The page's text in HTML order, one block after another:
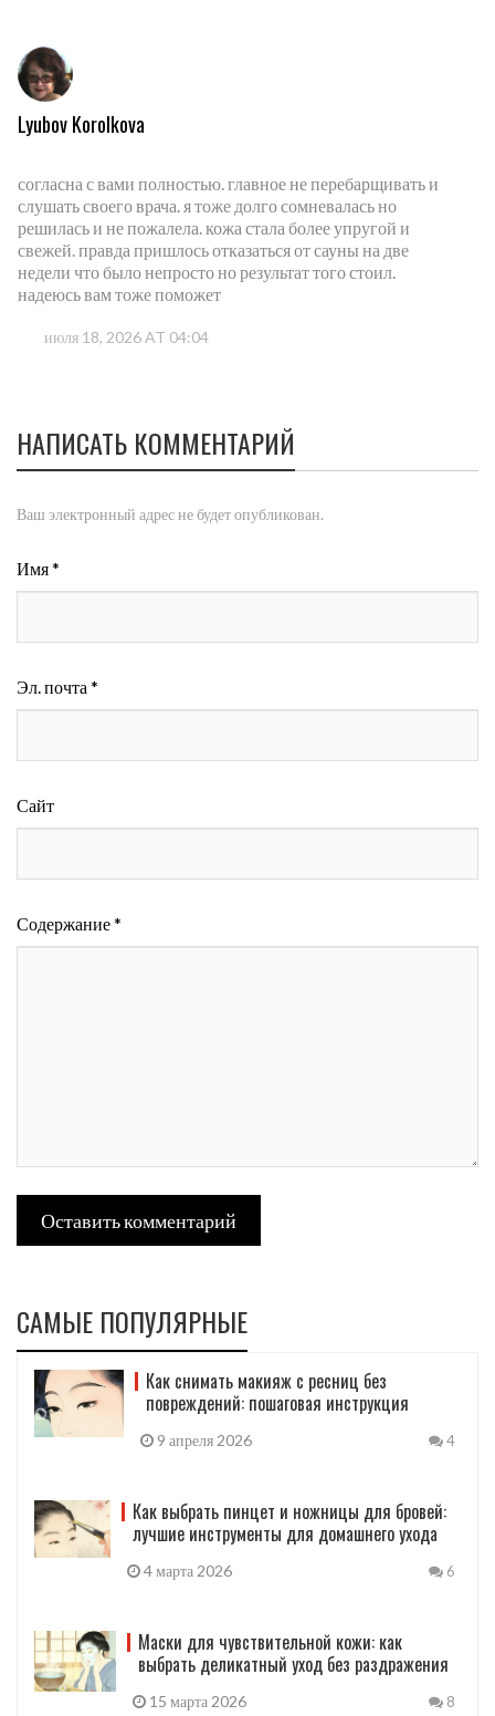
Lyubov Korolkova
согласна с вами полностью. главное не перебарщивать и
слушать своего врача. я тоже долго сомневалась но
решилась и не пожалела. кожа стала более упругой и
свежей. правда пришлось отказаться от сауны на две
недели что было непросто но результат того стоил.
надеюсь вам тоже поможет
июля 18, 2026 AT 04:04
НАПИСАТЬ КОММЕНТАРИЙ
Ваш электронный адрес не будет опубликован.
Имя *
Эл. почта *
Сайт
Содержание *
Оставить комментарий
САМЫЕ ПОПУЛЯРНЫЕ
Как снимать макияж с ресниц без
повреждений: пошаговая инструкция
9 апреля 2026 4
Как выбрать пинцет и ножницы для бровей:
лучшие инструменты для домашнего ухода
4 марта 2026 6
Маски для чувствительной кожи: как
выбрать деликатный уход без раздражения
15 марта 2026 8